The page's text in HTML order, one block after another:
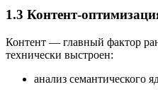
1.3 Контент-
Контент — главный фактор
технически выстроен:
анализ семантического